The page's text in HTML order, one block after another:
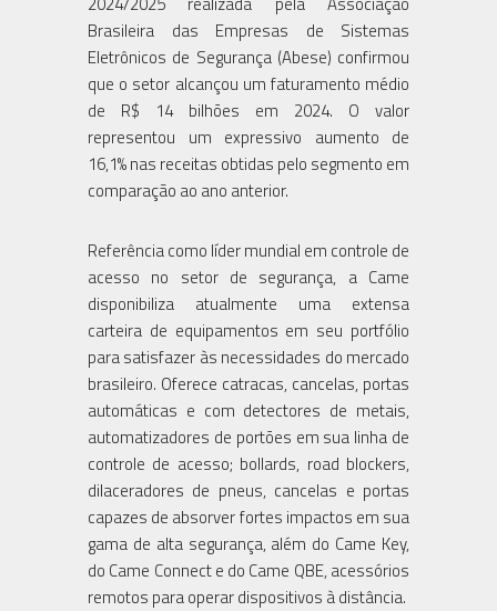
Brasileira das Empresas de Sistemas
Eletrônicos de Segurança (Abese) confirmou
que o setor alcançou um faturamento médio
de R$ 14 bilhões em 2024. O valor
representou um expressivo aumento de
16,1% nas receitas obtidas pelo segmento em
comparação ao ano anterior.
Referência como líder mundial em controle de
acesso no setor de segurança, a Came
disponibiliza atualmente uma extensa
carteira de equipamentos em seu portfólio
para satisfazer às necessidades do mercado
brasileiro. Oferece catracas, cancelas, portas
automáticas e com detectores de metais,
automatizadores de portões em sua linha de
controle de acesso; bollards, road blockers,
dilaceradores de pneus, cancelas e portas
capazes de absorver fortes impactos em sua
gama de alta segurança, além do Came Key,
do Came Connect e do Came QBE, acessórios
remotos para operar dispositivos à distância.